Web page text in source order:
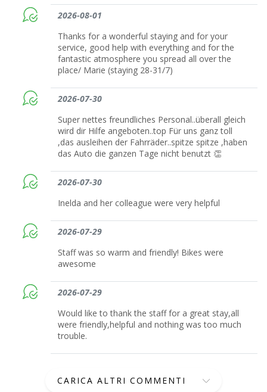
2026-08-01
Thanks for a wonderful staying and for your
service, good help with everything and for the
fantastic atmosphere you spread all over the
place/ Marie (staying 28-31/7)
2026-07-30
Super nettes freundliches Personal..überall gleich
wird dir Hilfe angeboten..top Für uns ganz toll
,das ausleihen der Fahrräder..spitze spitze ,haben
das Auto die ganzen Tage nicht benutzt 👏
2026-07-30
Inelda and her colleague were very helpful
2026-07-29
Staff was so warm and friendly! Bikes were
awesome
2026-07-29
Would like to thank the staff for a great stay,all
were friendly,helpful and nothing was too much
trouble.
CARICA ALTRI COMMENTI